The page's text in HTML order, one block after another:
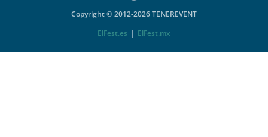
Copyright © 2012-2026 TENEREVENT
ElFest.es | ElFest.mx